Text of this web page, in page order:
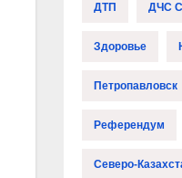
ДТП ДЧС
Здоровье
Петропавловск
Референдум
Северо-